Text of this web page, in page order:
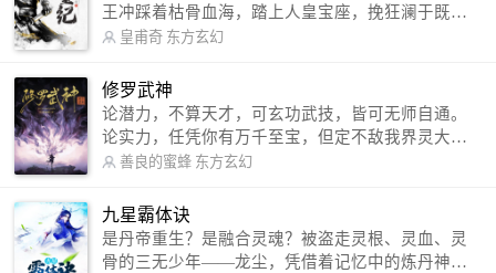
王冲踩着枯骨血海，踏上人皇宝座，挽狂澜于既
倒，扶大厦之将倾，成就了一段无上的传说！ 微信
微博：皇甫奇（地址：http://weibo.com/u/25284575
87） QQ交流群：320238210【普通群】 574501330
【VIP订阅群】 欢迎大家关注。
皇甫奇 东方玄幻
修罗武神
论潜力，不算天才，可玄功武技，皆可无师自通。
论实力，任凭你有万千至宝，但定不敌我界灵大
军。 我是谁？天下众生视我为修罗，却不知，我以
信公众号：善良的蜜蜂后援会）
善良的蜜蜂 东方玄幻
九星霸体诀
是丹帝重生？是融合灵魂？被盗走灵根、灵血、灵
骨的三无少年——龙尘，凭借着记忆中的炼丹神